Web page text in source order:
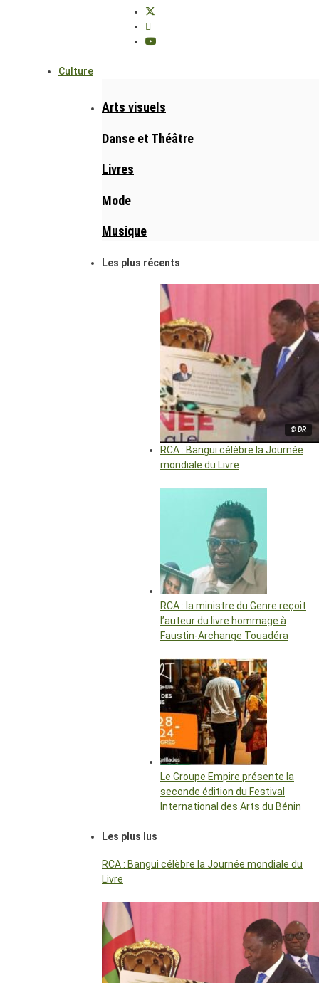
Culture
Arts visuels
Danse et Théâtre
Livres
Mode
Musique
Les plus récents
© DR
RCA : Bangui célèbre la Journée
mondiale du Livre
RCA : la ministre du Genre reçoit
l’auteur du livre hommage à
Faustin-Archange Touadéra
Le Groupe Empire présente la
seconde édition du Festival
International des Arts du Bénin
Les plus lus
RCA : Bangui célèbre la Journée mondiale du
Livre